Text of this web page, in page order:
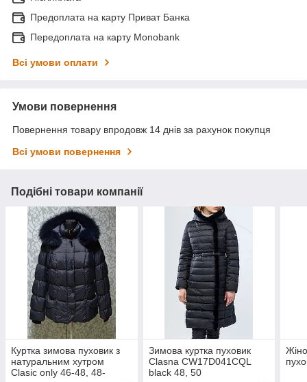
Предоплата на карту Приват Банка
Передоплата на карту Monobank
Всі умови оплати
Умови повернення
Повернення товару впродовж 14 днів за рахунок покупця
Всі умови повернення
Подібні товари компанії
Куртка зимова пуховик з
натуральним хутром
Clasic only 46-48, 48-
Зимова куртка пуховик
Clasna CW17D041CQL
black 48, 50